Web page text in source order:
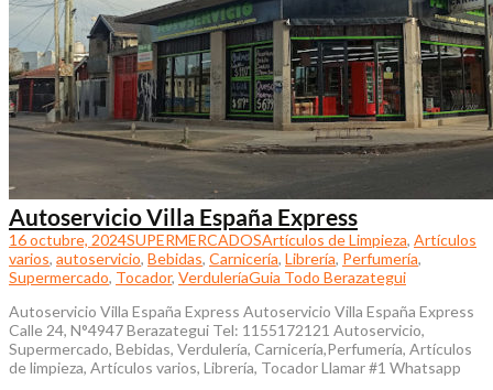
Autoservicio Villa España Express
16 octubre, 2024SUPERMERCADOSArtículos de Limpieza, Artículos
varios, autoservicio, Bebidas, Carnicería, Librería, Perfumería,
Supermercado, Tocador, VerduleríaGuia Todo Berazategui
Autoservicio Villa España Express Autoservicio Villa España Express
Calle 24, N°4947 Berazategui Tel: 1155172121 Autoservicio,
Supermercado, Bebidas, Verdulería, Carnicería,Perfumería, Artículos
de limpieza, Artículos varios, Librería, Tocador Llamar #1 Whatsapp